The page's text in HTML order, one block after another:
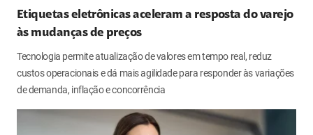
Etiquetas eletrônicas aceleram a resposta do varejo
às mudanças de preços
Tecnologia permite atualização de valores em tempo real, reduz
custos operacionais e dá mais agilidade para responder às variações
de demanda, inflação e concorrência